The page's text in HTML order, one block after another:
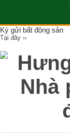
Ký gửi bất động sản
Tại đây ››